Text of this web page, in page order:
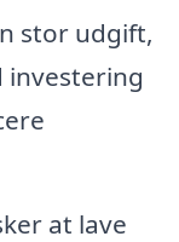
stor udgift,
investering
at lave